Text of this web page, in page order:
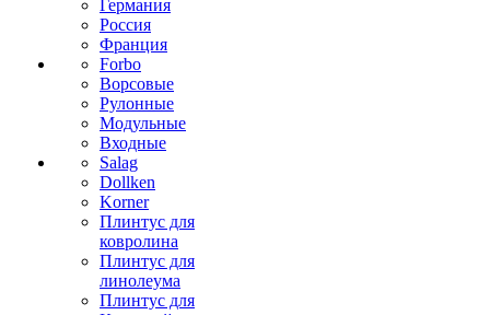
Германия
Россия
Франция
Forbo
Ворсовые
Рулонные
Модульные
Входные
Salag
Dollken
Korner
Плинтус для
ковролина
Плинтус для
линолеума
Плинтус для